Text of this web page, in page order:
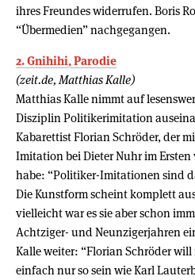
ihres Freundes widerrufen. Boris
“Übermedien” nachgegangen.
2. Gnihihi, Parodie
(zeit.de, Matthias Kalle)
Matthias Kalle nimmt auf
Disziplin Politikerimitation
Kabarettist Florian Schröder, der
Imitation bei Dieter Nuhr im Ersten
habe: “Politiker-Imitationen sind
Die Kunstform scheint komplett
vielleicht war es sie aber schon
Achtziger- und Neunzigerjahren
Kalle weiter: “Florian Schröder
einfach nur so sein wie Karl